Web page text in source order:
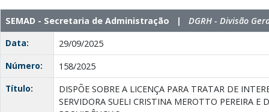
SEMAD - Secretaria de Administração | DGRH - Divisão
Data:
29/09/2025
Número:
158/2025
Título:
DISPÕE SOBRE A LICENÇA PARA TRATAR DE
SERVIDORA SUELI CRISTINA MEROTTO PEREIRA E